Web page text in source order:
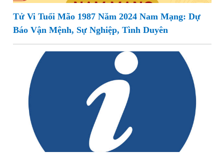
Tử Vi Tuổi Mão 1987 Năm 2024 Nam Mạng: Dự
Báo Vận Mệnh, Sự Nghiệp, Tình Duyên